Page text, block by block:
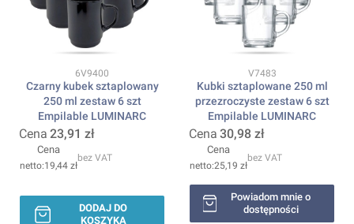
Kod produktu
6V9400
Czarny kubek sztaplowany
250 ml zestaw 6 szt
Empilable LUMINARC
Cena 23,91 zł
Cena
19,44 zł
bez VAT
DODAJ DO
KOSZYKA
Kod produktu
V7483
Kubki sztaplowane 250 ml
przezroczyste zestaw 6 szt
Empilable LUMINARC
Cena 30,98 zł
Cena
25,19 zł
bez VAT
Powiadom mnie o
dostępności